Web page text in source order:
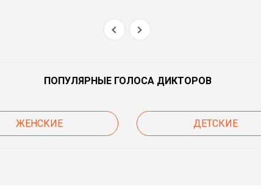
ПОПУЛЯРНЫЕ ГОЛОСА ДИКТОРОВ
ЖЕНСКИЕ ДЕТСКИЕ